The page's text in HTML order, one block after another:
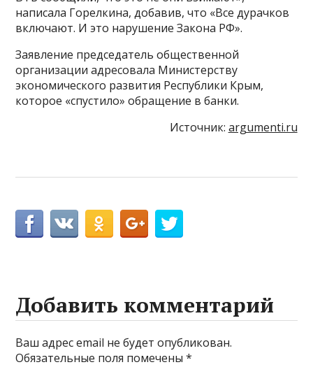
написала Горелкина, добавив, что «Все дурачков
включают. И это нарушение Закона РФ».
Заявление председатель общественной
организации адресовала Министерству
экономического развития Республики Крым,
которое «спустило» обращение в банки.
Источник: argumenti.ru
Добавить комментарий
Ваш адрес email не будет опубликован.
Обязательные поля помечены*